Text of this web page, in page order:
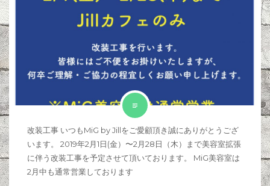
改装工事 いつもMiG by Jillをご愛顧頂き誠にありがとうござ
います。 2019年2月1日(金）〜2月28日（木）まで美容室拡張
に伴う改装工事を予定させて頂いております。 MiG美容室は
2月中も通常営業しております